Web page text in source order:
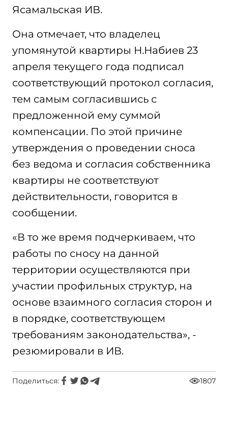
Ясамальская ИВ.
Она отмечает, что владелец
упомянутой квартиры Н.Набиев 23
апреля текущего года подписал
соответствующий протокол согласия,
тем самым согласившись с
предложенной ему суммой
компенсации. По этой причине
утверждения о проведении сноса
без ведома и согласия собственника
квартиры не соответствуют
действительности, говорится в
сообщении.
«В то же время подчеркиваем, что
работы по сносу на данной
территории осуществляются при
участии профильных структур, на
основе взаимного согласия сторон и
в порядке, соответствующем
требованиям законодательства», -
резюмировали в ИВ.
Поделиться: 1807